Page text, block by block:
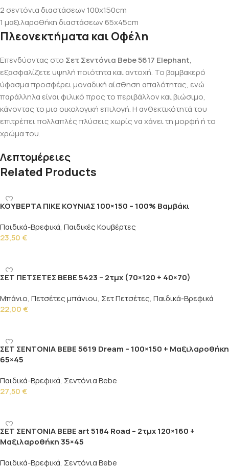
2 σεντόνια διαστάσεων 100x150cm
1 μαξιλαροθήκη διαστάσεων 65x45cm
Πλεονεκτήματα και Οφέλη
Επενδύοντας στο Σετ Σεντόνια Bebe 5617 Elephant,
εξασφαλίζετε υψηλή ποιότητα και αντοχή. Το βαμβακερό
ύφασμα προσφέρει μοναδική αίσθηση απαλότητας, ενώ
παράλληλα είναι φιλικό προς το περιβάλλον και βιώσιμο,
κάνοντας το μια οικολογική επιλογή. Η ανθεκτικότητά του
επιτρέπει πολλαπλές πλύσεις χωρίς να χάνει τη μορφή ή το
χρώμα του.
Λεπτομέρειες
Related Products
ΚΟΥΒΕΡΤΑ ΠΙΚΕ ΚΟΥΝΙΑΣ 100×150 – 100% Βαμβάκι
Παιδικά-Βρεφικά, Παιδικές Κουβέρτες
23,50€
ΣΕΤ ΠΕΤΣΕΤΕΣ BEBE 5423 – 2τμχ (70×120 + 40×70)
Μπάνιο, Πετσέτες μπάνιου, Σετ Πετσέτες, Παιδικά-Βρεφικά
22,00€
ΣΕΤ ΣΕΝΤΟΝΙΑ BEBE 5619 Dream – 100×150 + Μαξιλαροθήκη
65×45
Παιδικά-Βρεφικά, Σεντόνια Bebe
27,50€
ΣΕΤ ΣΕΝΤΟΝΙΑ BEBE art 5184 Road – 2τμχ 120×160 +
Μαξιλαροθήκη 35×45
Παιδικά-Βρεφικά, Σεντόνια Bebe